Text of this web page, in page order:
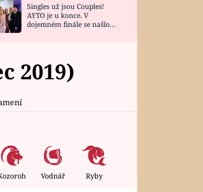
Singles už jsou Couples!
AYTO je u konce. V
dojemném finále se našlo
2019)
Vodnář Ryby